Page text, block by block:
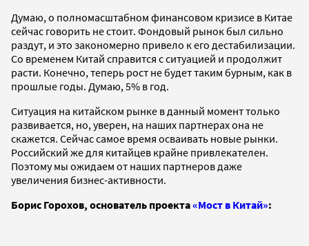
Думаю, о полномасштабном финансовом кризисе в Китае
сейчас говорить не стоит. Фондовый рынок был сильно
раздут, и это закономерно привело к его дестабилизации.
Со временем Китай справится с ситуацией и продолжит
расти. Конечно, теперь рост не будет таким бурным, как в
прошлые годы. Думаю, 5% в год.
Ситуация на китайском рынке в данный момент только
развивается, но, уверен, на наших партнерах она не
скажется. Сейчас самое время осваивать новые рынки.
Российский же для китайцев крайне привлекателен.
Поэтому мы ожидаем от наших партнеров даже
увеличения бизнес-активности.
Борис Горохов, основатель проекта«Мост в Китай»: